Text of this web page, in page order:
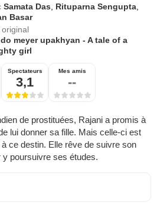
Samata Das Rituparna Sengupta
Basar
original
meyer upakhyan - A tale of a
girl
Spectateurs
3,1
Mes amis
--
de prostituées, Rajani a promis à
lui donner sa fille. Mais celle-ci est
ce destin. Elle rêve de suivre son
poursuivre ses études.